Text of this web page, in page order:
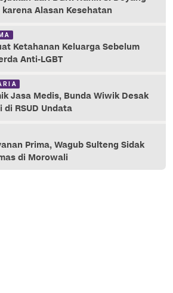
karena Alasan Kesehatan
Ketahanan Keluarga Sebelum
Anti-LGBT
Jasa Medis, Bunda Wiwik Desak
di RSUD Undata
Prima, Wagub Sulteng Sidak
di Morowali